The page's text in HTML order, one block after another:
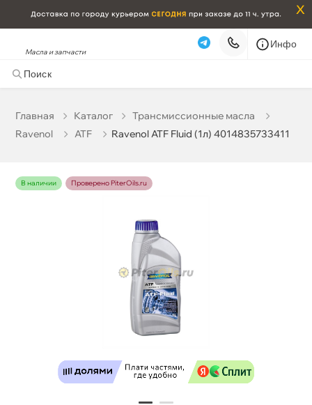
x
Масла и запчасти
Инфо
Главная Катало
Трансмиссионные масла
Ravenol
ATF Ravenol ATF Fluid (1л) 4014835733411
наличии Проверено PiterOils.ru